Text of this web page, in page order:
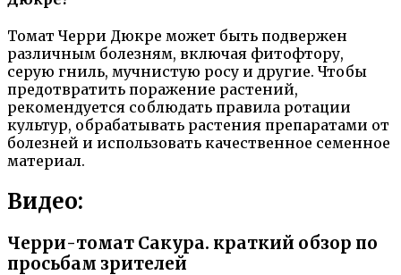
Томат Черри Дюкре может быть подвержен
различным болезням, включая фитофтору,
серую гниль, мучнистую росу и другие. Чтобы
предотвратить поражение растений,
рекомендуется соблюдать правила ротации
культур, обрабатывать растения препаратами от
болезней и использовать качественное семенное
материал.
Видео:
Черри-томат Сакура. краткий обзор по
просьбам зрителей